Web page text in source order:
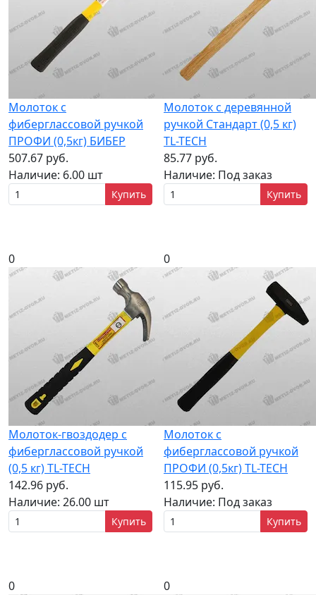
Молоток с
фиберглассовой ручкой
ПРОФИ (0,5кг) БИБЕР
507.67 руб.
Наличие: 6.00 шт
Купить
Молоток с деревянной
ручкой Стандарт (0,5 кг)
TL-TECH
85.77 руб.
Наличие: Под заказ
Купить
0
Молоток-гвоздодер с
фиберглассовой ручкой
(0,5 кг) TL-TECH
142.96 руб.
Наличие: 26.00 шт
Купить
0
Молоток с
фиберглассовой ручкой
ПРОФИ (0,5кг) TL-TECH
115.95 руб.
Наличие: Под заказ
Купить
0 0